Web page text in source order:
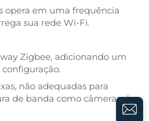
opera em uma frequência
sua rede Wi-Fi.
Zigbee, adicionando um
não adequadas para
de banda como câmeras de